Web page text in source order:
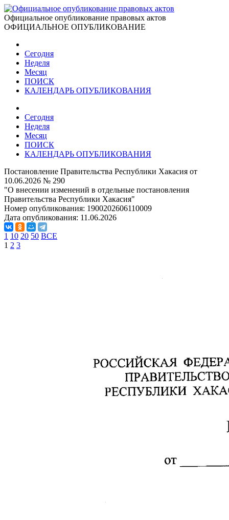
Официальное опубликование правовых актов
ОФИЦИАЛЬНОЕ ОПУБЛИКОВАНИЕ
Сегодня
Неделя
Месяц
ПОИСК
КАЛЕНДАРЬ ОПУБЛИКОВАНИЯ
Сегодня
Неделя
Месяц
ПОИСК
КАЛЕНДАРЬ ОПУБЛИКОВАНИЯ
Постановление Правительства Республики Хакасия от
10.06.2026 № 290
"О внесении изменений в отдельные постановления
Правительства Республики Хакасия"
Номер опубликования: 1900202606110009
Дата опубликования: 11.06.2026
1 10 20 50 ВСЕ
1 2 3